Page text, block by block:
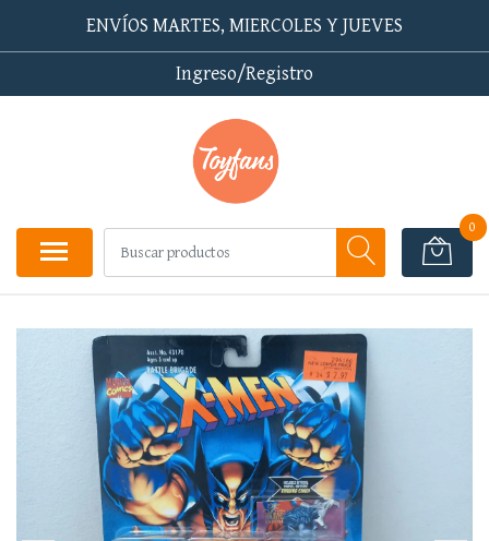
ENVÍOS MARTES, MIERCOLES Y JUEVES
Ingreso/Registro
0